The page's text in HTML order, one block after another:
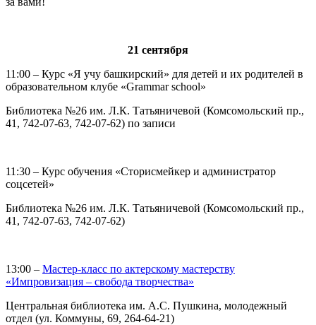
21 сентября
11:00 – Курс «Я учу башкирский» для детей и их родителей в
образовательном клубе «Grammar school»
Библиотека №26 им. Л.К. Татьяничевой (Комсомольский пр.,
41, 742-07-63, 742-07-62) по записи
11:30 – Курс обучения «Сторисмейкер и администратор
соцсетей»
Библиотека №26 им. Л.К. Татьяничевой (Комсомольский пр.,
41, 742-07-63, 742-07-62)
13:00 – Мастер-класс по актерскому мастерству
«Импровизация – свобода творчества»
Центральная библиотека им. А.С. Пушкина, молодежный
отдел (ул. Коммуны, 69, 264-64-21)